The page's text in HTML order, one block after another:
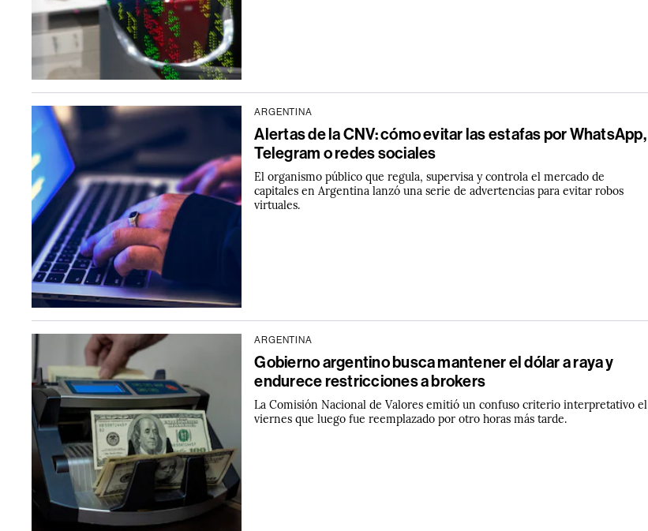
ARGENTINA
Alertas de la CNV: cómo evitar las estafas por WhatsApp,
Telegram o redes sociales
El organismo público que regula, supervisa y controla el mercado de
capitales en Argentina lanzó una serie de advertencias para evitar robos
virtuales.
ARGENTINA
Gobierno argentino busca mantener el dólar a raya y
endurece restricciones a brokers
La Comisión Nacional de Valores emitió un confuso criterio interpretativo el
viernes que luego fue reemplazado por otro horas más tarde.